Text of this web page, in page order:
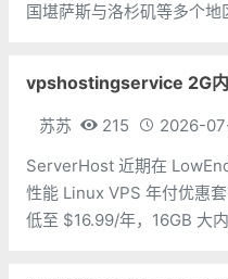
国堪萨斯与洛杉矶等多个
vpshostingservice 2G
苏苏 215
2026-
ServerHost 近期在
性能 Linux VPS 年付优惠
低至 $16.99/年，16GB 大